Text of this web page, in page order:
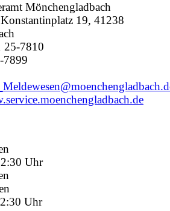
Mönchengladbach
19, 41238
25-7810
7899
Uhr
Uhr